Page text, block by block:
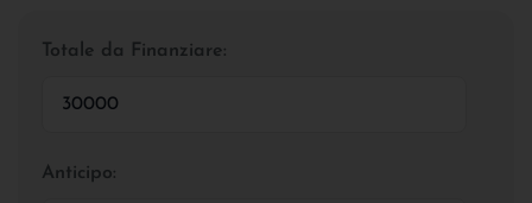
Totale da Finanziare:
Anticipo: